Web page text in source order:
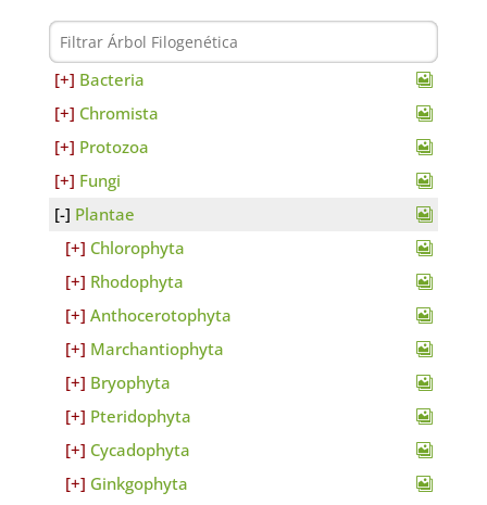
Bacteria
Chromista
Protozoa
Fungi
Plantae
Chlorophyta
Rhodophyta
Anthocerotophyta
Marchantiophyta
Bryophyta
Pteridophyta
Cycadophyta
Ginkgophyta